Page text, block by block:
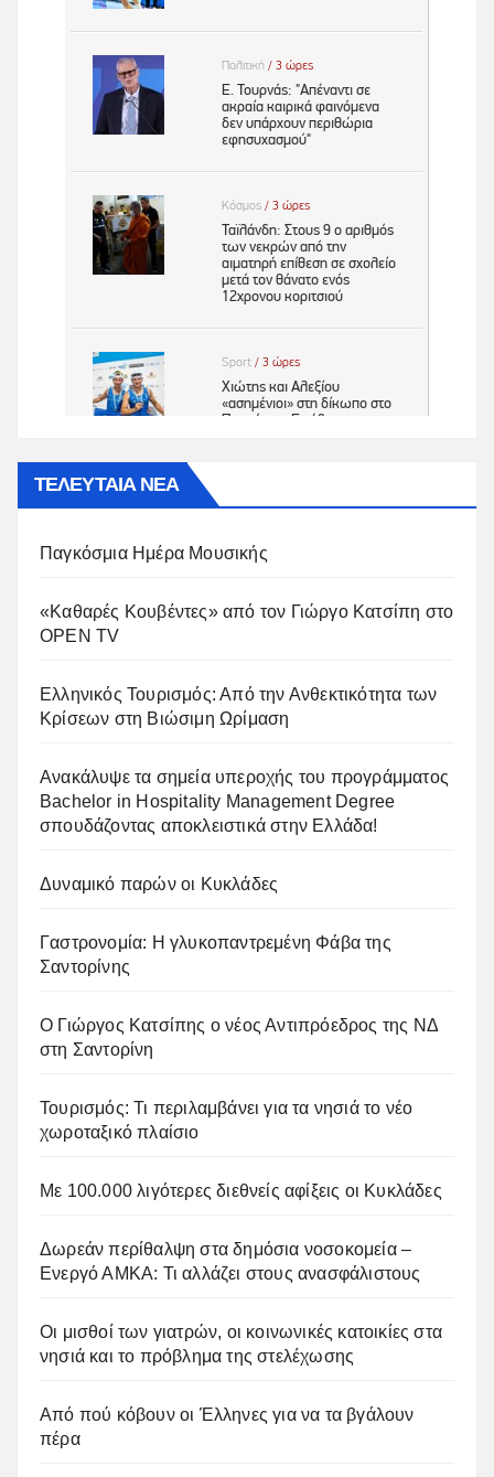
ΤΕΛΕΥΤΑΙΑ ΝΕΑ
Παγκόσμια Ημέρα Μουσικής
«Καθαρές Κουβέντες» από τον Γιώργο Κατσίπη στο
OPEN TV
Ελληνικός Τουρισμός: Από την Ανθεκτικότητα των
Κρίσεων στη Βιώσιμη Ωρίμαση
Ανακάλυψε τα σημεία υπεροχής του προγράμματος
Bachelor in Hospitality Management Degree
σπουδάζοντας αποκλειστικά στην Ελλάδα!
Δυναμικό παρών οι Κυκλάδες
Γαστρονομία: Η γλυκοπαντρεμένη Φάβα της
Σαντορίνης
Ο Γιώργος Κατσίπης ο νέος Αντιπρόεδρος της ΝΔ
στη Σαντορίνη
Τουρισμός: Τι περιλαμβάνει για τα νησιά το νέο
χωροταξικό πλαίσιο
Με 100.000 λιγότερες διεθνείς αφίξεις οι Κυκλάδες
Δωρεάν περίθαλψη στα δημόσια νοσοκομεία –
Ενεργό ΑΜΚΑ: Τι αλλάζει στους ανασφάλιστους
Οι μισθοί των γιατρών, οι κοινωνικές κατοικίες στα
νησιά και το πρόβλημα της στελέχωσης
Από πού κόβουν οι Έλληνες για να τα βγάλουν
πέρα